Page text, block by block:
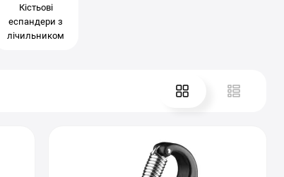
Кістьові
еспандери з
лічильником